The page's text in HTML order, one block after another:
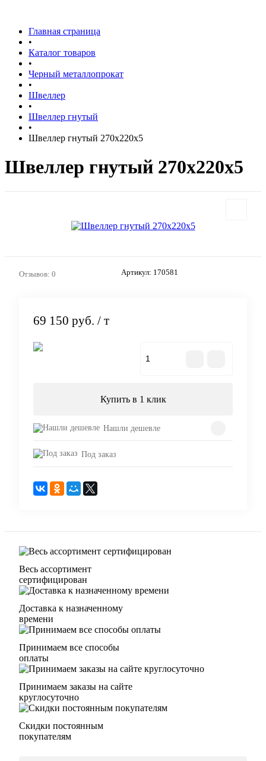
Главная страница
•
Каталог товаров
•
Черный металлопрокат
•
Швеллер
•
Швеллер гнутый
•
Швеллер гнутый 270х220х5
Швеллер гнутый 270х220х5
Отзывов: 0 Артикул: 170581
69 150 руб. / т
Купить в 1 клик
Нашли дешевле
Под заказ
Весь ассортимент
сертифицирован
Доставка к назначенному
времени
Принимаем все способы
оплаты
Принимаем заказы на сайте
круглосуточно
Скидки постоянным
покупателям